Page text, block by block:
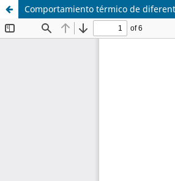
Comportamiento térmico de